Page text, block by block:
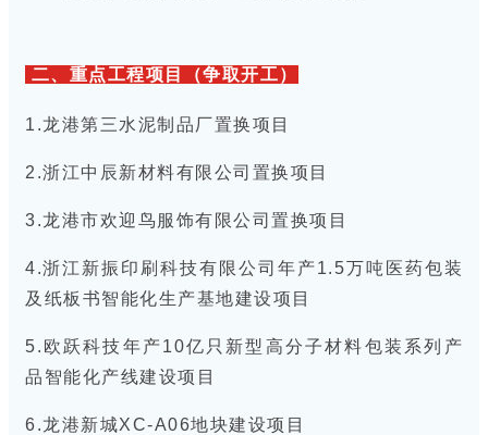
二、重点工程项目（争取开工）
1.龙港第三水泥制品厂置换项目
2.浙江中辰新材料有限公司置换项目
3.龙港市欢迎鸟服饰有限公司置换项目
4.浙江新振印刷科技有限公司年产1.5万吨医药包装
及纸板书智能化生产基地建设项目
5.欧跃科技年产10亿只新型高分子材料包装系列产
品智能化产线建设项目
6.龙港新城XC-A06地块建设项目